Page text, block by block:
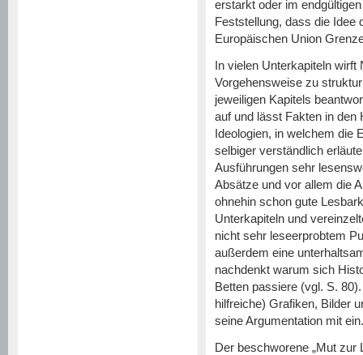
erstarkt oder im
Feststellung, dass die Idee
Europäischen Union
In vielen Unterkapiteln
Vorgehensweise zu
jeweiligen Kapitels
auf und lässt Fakten in den
Ideologien, in welchem die
selbiger verständlich
Ausführungen sehr
Absätze und vor allem die
ohnehin schon gute
Unterkapiteln und
nicht sehr leseerprobtem
außerdem eine
nachdenkt warum sich
Betten passiere (vgl. S.
hilfreiche) Grafiken, Bilder
seine Argumentation mit ein.
Der beschworene „Mut zur